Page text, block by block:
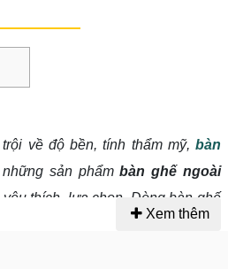
về độ bền, tính thẩm mỹ, bàn
sản phẩmbàn ghế ngoài
thích, lựa chọn. Dòng bàn ghế
sân vườn, ban công. Nếu bạn
Xem thêm